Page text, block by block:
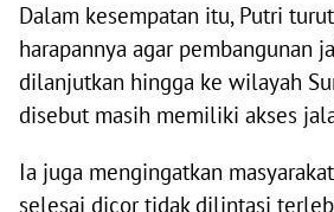
Dalam kesempatan itu, Putri
harapannya agar pembangunan
dilanjutkan hingga ke wilayah
disebut masih memiliki akses
Ia juga mengingatkan
selesai dicor tidak dilintasi